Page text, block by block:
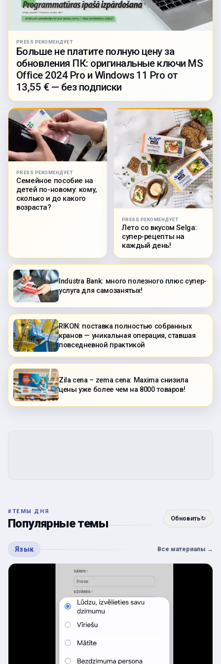
PRESS РЕКОМЕНДУЕТ
Больше не платите полную цену за
обновления ПК: оригинальные ключи MS
Office 2024 Pro и Windows 11 Pro от
13,55 € — без подписки
PRESS РЕКОМЕНДУЕТ
Семейное пособие на
детей по-новому: кому,
сколько и до какого
возраста?
PRESS РЕКОМЕНДУЕТ
Лето со вкусом Selga:
супер-рецепты на
каждый день!
Industra Bank: много полезного плюс супер-
услуга для самозанятых!
RIKON: поставка полностью собранных
кранов — уникальная операция, ставшая
повседневной практикой
Zila cena – zema cena: Maxima снизила
цены уже более чем на 8000 товаров!
#ТЕМЫ ДНЯ
Популярные темы Обновить↻
Язык Все материалы →